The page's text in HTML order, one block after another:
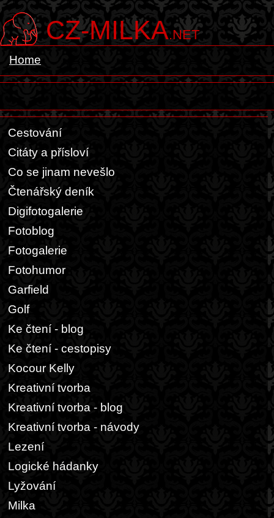
CZ-MILKA.NET
Home
Cestování
Citáty a přísloví
Co se jinam nevešlo
Čtenářský deník
Digifotogalerie
Fotoblog
Fotogalerie
Fotohumor
Garfield
Golf
Ke čtení - blog
Ke čtení - cestopisy
Kocour Kelly
Kreativní tvorba
Kreativní tvorba - blog
Kreativní tvorba - návody
Lezení
Logické hádanky
Lyžování
Milka